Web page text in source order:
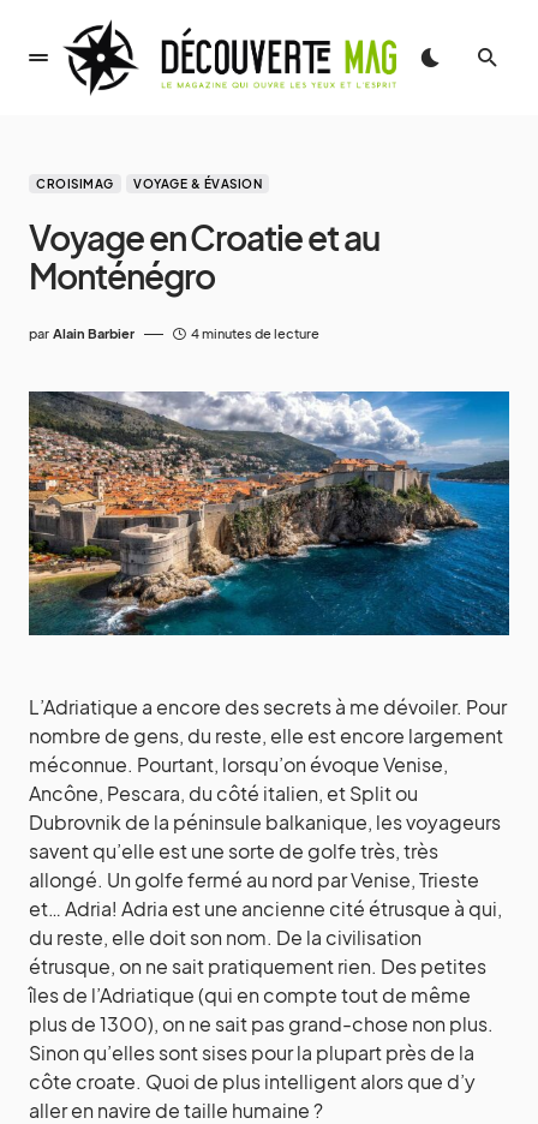
CROISIMAG VOYAGE & ÉVASION
Voyage en Croatie et au
Monténégro
par Alain Barbier 4 minutes de lecture
L’Adriatique a encore des secrets à me dévoiler. Pour
nombre de gens, du reste, elle est encore largement
méconnue. Pourtant, lorsqu’on évoque Venise,
Ancône, Pescara, du côté italien, et Split ou
Dubrovnik de la péninsule balkanique, les voyageurs
savent qu’elle est une sorte de golfe très, très
allongé. Un golfe fermé au nord par Venise, Trieste
et… Adria! Adria est une ancienne cité étrusque à qui,
du reste, elle doit son nom. De la civilisation
étrusque, on ne sait pratiquement rien. Des petites
îles de l’Adriatique (qui en compte tout de même
plus de 1300), on ne sait pas grand-chose non plus.
Sinon qu’elles sont sises pour la plupart près de la
côte croate. Quoi de plus intelligent alors que d’y
aller en navire de taille humaine ?